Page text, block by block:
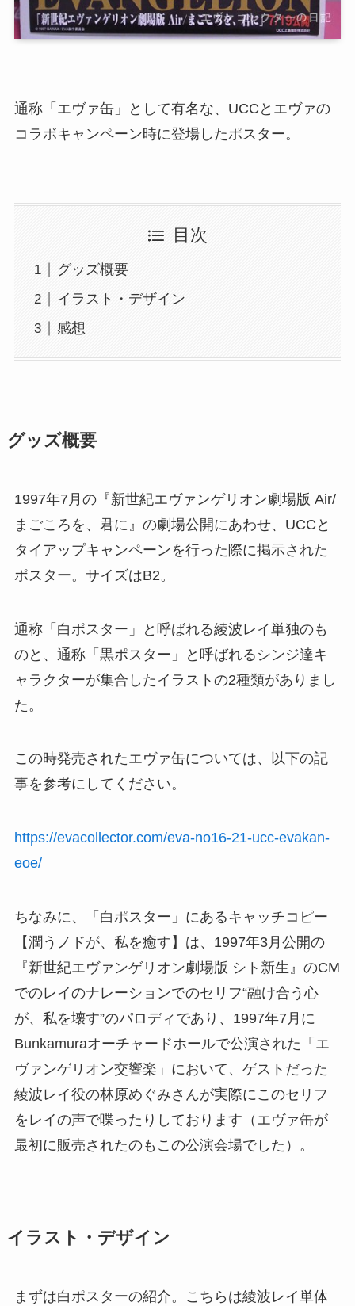
通称「エヴァ缶」として有名な、UCCとエヴァの
コラボキャンペーン時に登場したポスター。
目次
グッズ概要
イラスト・デザイン
感想
グッズ概要
1997年7月の『新世紀エヴァンゲリオン劇場版 Air/
まごころを、君に』の劇場公開にあわせ、UCCと
タイアップキャンペーンを行った際に掲示された
ポスター。サイズはB2。
通称「白ポスター」と呼ばれる綾波レイ単独のも
のと、通称「黒ポスター」と呼ばれるシンジ達キ
ャラクターが集合したイラストの2種類がありまし
た。
この時発売されたエヴァ缶については、以下の記
事を参考にしてください。
https://evacollector.com/eva-no16-21-ucc-evakan-
eoe/
ちなみに、「白ポスター」にあるキャッチコピー
【潤うノドが、私を癒す】は、1997年3月公開の
『新世紀エヴァンゲリオン劇場版 シト新生』のCM
でのレイのナレーションでのセリフ“融け合う心
が、私を壊す”のパロディであり、1997年7月に
Bunkamuraオーチャードホールで公演された「エ
ヴァンゲリオン交響楽」において、ゲストだった
綾波レイ役の林原めぐみさんが実際にこのセリフ
をレイの声で喋ったりしております（エヴァ缶が
最初に販売されたのもこの公演会場でした）。
イラスト・デザイン
まずは白ポスターの紹介。こちらは綾波レイ単体